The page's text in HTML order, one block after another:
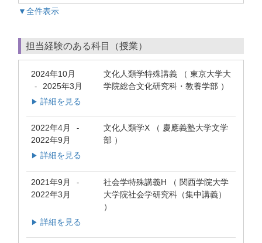
▼全件表示
担当経験のある科目（授業）
2024年10月
- 2025年3月
文化人類学特殊講義 （ 東京大学大
学院総合文化研究科・教養学部 ）
▶ 詳細を見る
2022年4月 -
2022年9月
文化人類学X （ 慶應義塾大学文学
部 ）
▶ 詳細を見る
2021年9月 -
2022年3月
社会学特殊講義H （ 関西学院大学
大学院社会学研究科（集中講義）
）
▶ 詳細を見る